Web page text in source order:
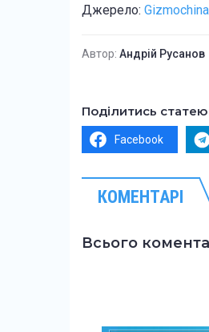
Джерело: Gizmochina
Автор: Андрій Русанов
Поділитись статею
Facebook
КОМЕНТАРІ
Всього